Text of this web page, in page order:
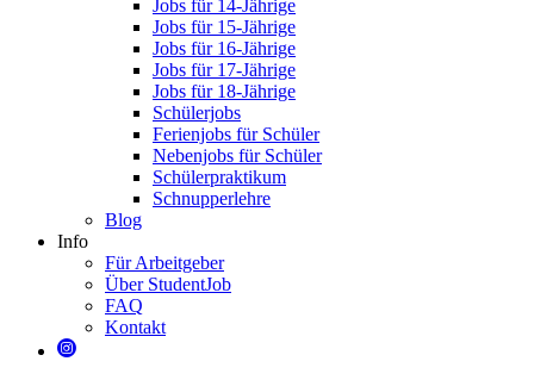
Jobs für 14-Jährige
Jobs für 15-Jährige
Jobs für 16-Jährige
Jobs für 17-Jährige
Jobs für 18-Jährige
Schülerjobs
Ferienjobs für Schüler
Nebenjobs für Schüler
Schülerpraktikum
Schnupperlehre
Blog
Info
Für Arbeitgeber
Über StudentJob
FAQ
Kontakt